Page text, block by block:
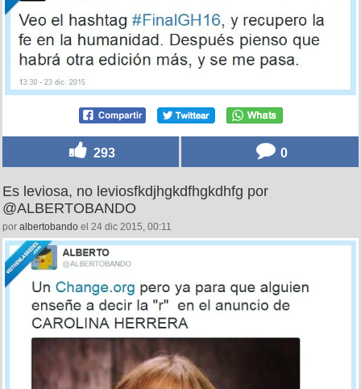
293 0
Es leviosa, no leviosfkdjhgkdfhgkdhfg por
@ALBERTOBANDO
por albertobando el 24 dic 2015, 00:11